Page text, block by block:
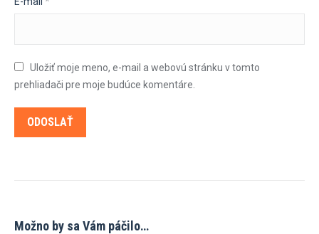
Uložiť moje meno, e-mail a webovú stránku v tomto
prehliadači pre moje budúce komentáre.
Možno by sa Vám páčilo…